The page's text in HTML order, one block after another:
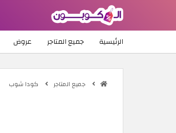
الرئيسية جميع المتاجر عروض
جميع المتاجر كودا شوب